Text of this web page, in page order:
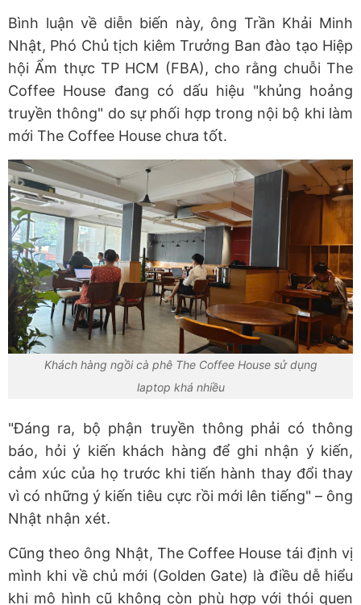
Bình luận về diễn biến này, ông Trần Khải Minh
Nhật, Phó Chủ tịch kiêm Trưởng Ban đào tạo Hiệp
hội Ẩm thực TP HCM (FBA), cho rằng chuỗi The
Coffee House đang có dấu hiệu "khủng hoảng
truyền thông" do sự phối hợp trong nội bộ khi làm
mới The Coffee House chưa tốt.
Khách hàng ngồi cà phê The Coffee House sử dụng
laptop khá nhiều
"Đáng ra, bộ phận truyền thông phải có thông
báo, hỏi ý kiến khách hàng để ghi nhận ý kiến,
cảm xúc của họ trước khi tiến hành thay đổi thay
vì có những ý kiến tiêu cực rồi mới lên tiếng" – ông
Nhật nhận xét.
Cũng theo ông Nhật, The Coffee House tái định vị
mình khi về chủ mới (Golden Gate) là điều dễ hiểu
khi mô hình cũ không còn phù hợp với thói quen